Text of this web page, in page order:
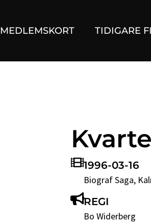
MEDLEMSKORT TIDIGARE
1996-03-16
Biograf Saga,
REGI
Bo Widerberg